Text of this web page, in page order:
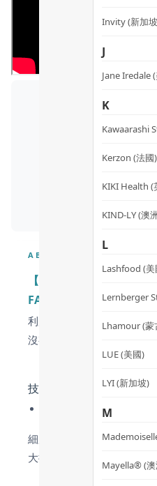
Invity (新加
J
Jane Iredale
K
Kawaarashi
Kerzon (法國)
KIKI Health (
KIND-LY (澳
L
Lashfood (美
Lernberger
Lhamour (蒙
LUE (美國)
LYI (新加坡)
M
Mayella® (
ABOUT
【技術及設計】
FAQ Swiss 獨家研發 –
利用光動脈衝原理以每秒高
沒有脈衝。
技術優勢：
更高、更密能量 實現光能
細胞內的光子受體是細胞
大提升了細胞對光能的吸收